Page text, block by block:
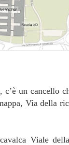
un cancello
Via della
Viale